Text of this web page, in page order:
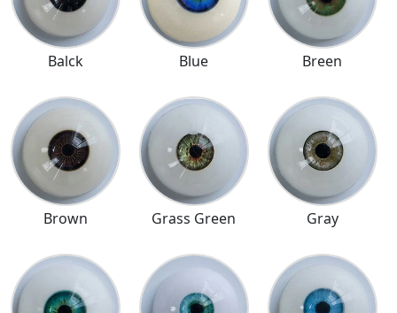
Balck Blue Breen
Brown Grass Green Gray